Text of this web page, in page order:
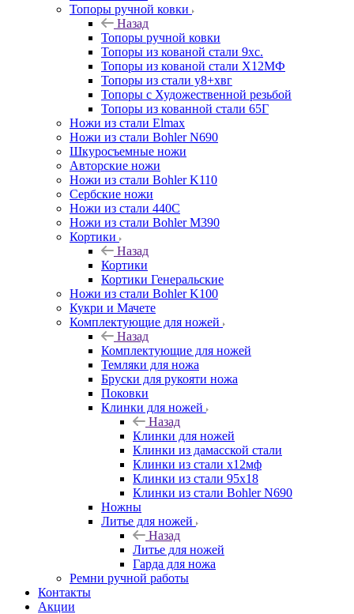
Топоры ручной ковки
Назад
Топоры ручной ковки
Топоры из кованой стали 9хс.
Топоры из кованой стали Х12МФ
Топоры из стали у8+хвг
Топоры с Художественной резьбой
Топоры из кованной стали 65Г
Ножи из стали Elmax
Ножи из стали Bohler N690
Шкуросъемные ножи
Авторские ножи
Ножи из стали Bohler K110
Сербские ножи
Ножи из стали 440С
Ножи из стали Bohler M390
Кортики
Назад
Кортики
Кортики Генеральские
Ножи из стали Bohler K100
Кукри и Мачете
Комплектующие для ножей
Назад
Комплектующие для ножей
Темляки для ножа
Бруски для рукояти ножа
Поковки
Клинки для ножей
Назад
Клинки для ножей
Клинки из дамасской стали
Клинки из стали х12мф
Клинки из стали 95х18
Клинки из стали Bohler N690
Ножны
Литье для ножей
Назад
Литье для ножей
Гарда для ножа
Ремни ручной работы
Контакты
Акции